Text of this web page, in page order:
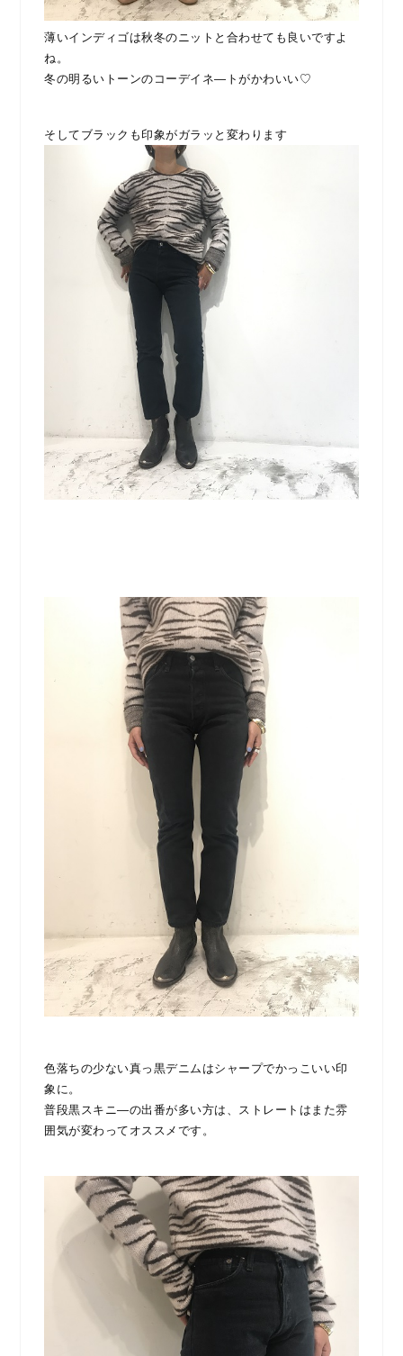
薄いインディゴは秋冬のニットと合わせても良いですよ
ね。
冬の明るいトーンのコーデイネ―トがかわいい♡
そしてブラックも印象がガラッと変わります
色落ちの少ない真っ黒デニムはシャープでかっこいい印
象に。
普段黒スキニ―の出番が多い方は、ストレートはまた雰
囲気が変わってオススメです。